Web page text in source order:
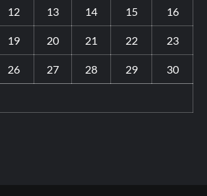
12 13 14 15 16
19 20 21 22 23
26 27 28 29 30